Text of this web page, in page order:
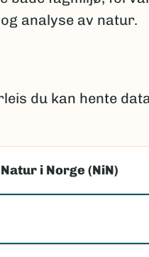
analyse av natur.
du kan hente
i Norge (NiN)